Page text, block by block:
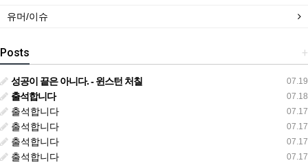
유머/이슈
+
Posts
07.19
성공이 끝은 아니다. - 윈스턴 처칠
07.18
출석합니다
07.17
출석합니다
07.17
출석합니다
07.17
출석합니다
07.17
출석합니다